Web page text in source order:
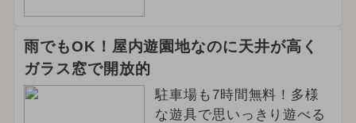
雨でもOK！屋内遊園地なのに天井が高く
ガラス窓で開放的
駐車場も7時間無料！多様
な遊具で思いっきり遊べる